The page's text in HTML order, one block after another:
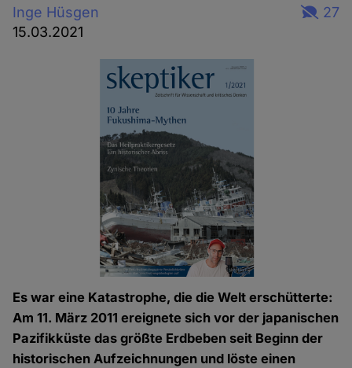
Inge Hüsgen
15.03.2021
27
Es war eine Katastrophe, die die Welt erschütterte:
Am 11. März 2011 ereignete sich vor der japanischen
Pazifikküste das größte Erdbeben seit Beginn der
historischen Aufzeichnungen und löste einen